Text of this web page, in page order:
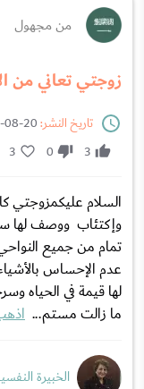
من مجهول
زوجتي تعاني من
تاريخ النشر:
3
0
3
السلام عليكمزوجتي
تمام من جميع
عدم الإحساس
لها قيمة في الحياه
ما زالت مستم...
الخبيرة